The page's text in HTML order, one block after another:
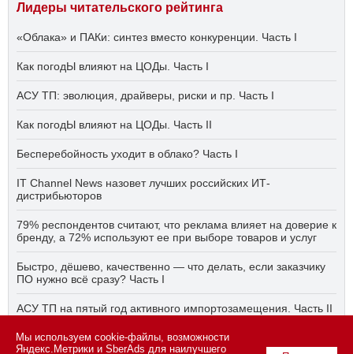
Лидеры читательского рейтинга
«Облака» и ПАКи: синтез вместо конкуренции. Часть I
Как погодЫ влияют на ЦОДы. Часть I
АСУ ТП: эволюция, драйверы, риски и пр. Часть I
Как погодЫ влияют на ЦОДы. Часть II
Бесперебойность уходит в облако? Часть I
IT Channel News назовет лучших российских ИТ-
дистрибьюторов
79% респондентов считают, что реклама влияет на доверие к
бренду, а 72% используют ее при выборе товаров и услуг
Быстро, дёшево, качественно — что делать, если заказчику
ПО нужно всё сразу? Часть I
АСУ ТП на пятый год активного импортозамещения. Часть II
Бесперебойность уходит в облако? Часть II
Мы используем cookie-файлы, возможности
Яндекс.Метрики и SberAds для наилучшего